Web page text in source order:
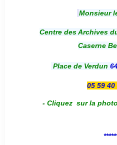
Monsieur
Centre des Archives
Caserne
Place de Verdun
05 59 40
- Cliquez sur la photo